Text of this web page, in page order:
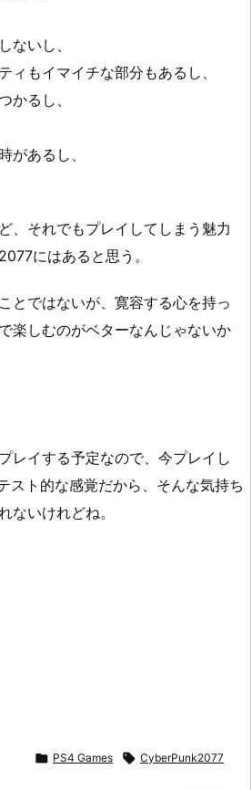
ないし、
ィもイマイチな部分もあるし、
かるし、
があるし、
、それでもプレイしてしまう魅力
にはあると思う。
とではないが、寛容する心を持っ
楽しむのがベターなんじゃないか
レイする予定なので、今プレイし
スト的な感覚だから、そんな気持ち
ないけれどね。
 PS4 Games  CyberPunk2077